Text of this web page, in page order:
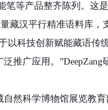
笔等产品整齐陈列。这
藏汉平行精准语料库，
以科技创新赋能藏语传
推广应用。”DeepZang
然科学博物馆展览教